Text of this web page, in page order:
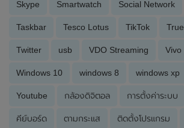
Skype Smartwatch Social Network
Taskbar Tesco Lotus TikTok True
Twitter usb VDO Streaming Vivo
Windows 10 windows 8 windows xp
Youtube กล้องดิจิตอล การตั้งค่าระบบ
คีย์บอร์ด ตามกระแส ติดตั้งโปรแกรม